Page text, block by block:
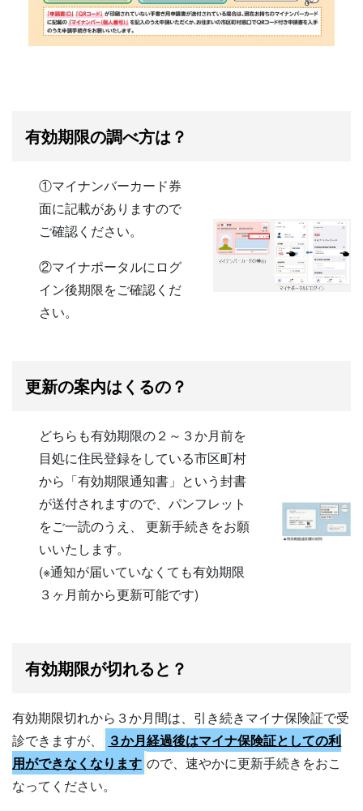
有効期限の調べ方は？
①マイナンバーカード券
面に記載がありますので
ご確認ください。
②マイナポータルにログ
イン後期限をご確認くだ
さい。
更新の案内はくるの？
どちらも有効期限の２～３か月前を
目処に住民登録をしている市区町村
から「有効期限通知書」という封書
が送付されますので、パンフレット
をご一読のうえ、 更新手続きをお願
いいたします。
(※通知が届いていなくても有効期限
３ヶ月前から更新可能です)
有効期限が切れると？
有効期限切れから３か月間は、引き続きマイナ保険証で受
診できますが、
３か月経過後はマイナ保険証としての利
用ができなくなります ので、速やかに更新手続きをおこ
なってください。